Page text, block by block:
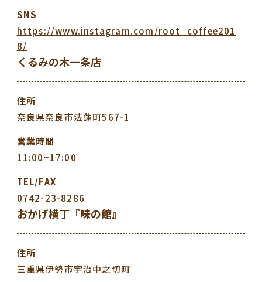
SNS
https://www.instagram.com/root_coffee201
8/
くるみの木一条店
住所
奈良県奈良市法蓮町567-1
営業時間
11:00~17:00
TEL/FAX
0742-23-8286
おかげ横丁『味の館』
住所
三重県伊勢市宇治中之切町